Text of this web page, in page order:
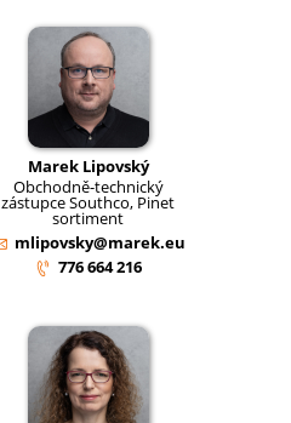
Marek Lipovský
Obchodně-technický
zástupce Southco, Pinet
sortiment
mlipovsky@marek.eu
776 664 216